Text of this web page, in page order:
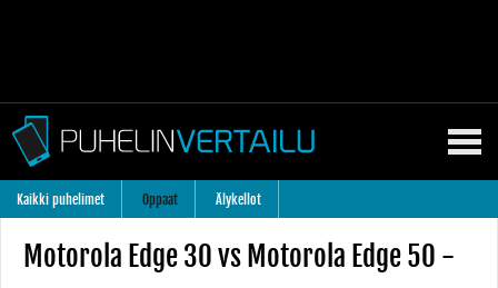
Kaikki puhelimet Oppaat Älykellot
Motorola Edge 30 vs Motorola Edge 50 -